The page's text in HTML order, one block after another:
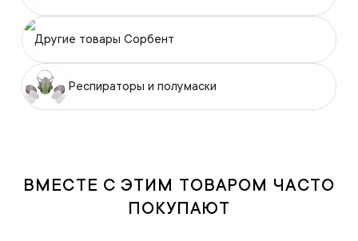
Другие товары Сорбент
Респираторы и полумаски
ВМЕСТЕ С ЭТИМ ТОВАРОМ ЧАСТО
ПОКУПАЮТ